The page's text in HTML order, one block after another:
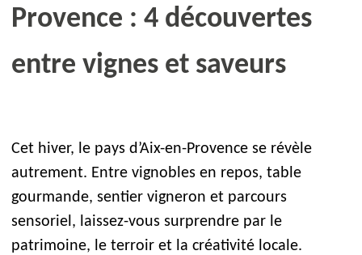
Provence : 4 découvertes
entre vignes et saveurs
Cet hiver, le pays d’Aix-en-Provence se révèle
autrement. Entre vignobles en repos, table
gourmande, sentier vigneron et parcours
sensoriel, laissez-vous surprendre par le
patrimoine, le terroir et la créativité locale.